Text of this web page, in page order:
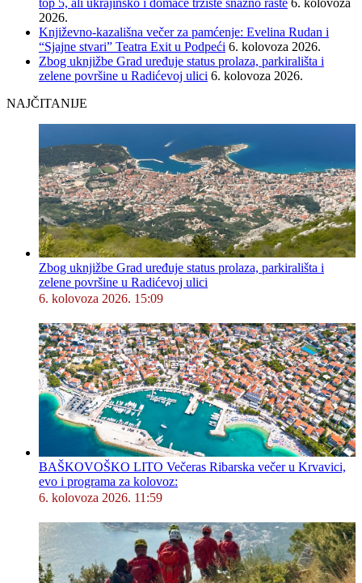
2026.
Književno-kazališna večer za pamćenje: Evelina Rudan i
“Sjajne stvari” Teatra Exit u Podpeći 6. kolovoza 2026.
Zbog uknjižbe Grad uređuje status prolaza, parkirališta i
zelene površine u Radićevoj ulici 6. kolovoza 2026.
NAJČITANIJE
Zbog uknjižbe Grad uređuje status prolaza, parkirališta i
zelene površine u Radićevoj ulici
6. kolovoza 2026. 15:09
BAŠKOVOŠKO LITO Večeras Ribarska večer u Krvavici,
evo i programa za kolovoz:
6. kolovoza 2026. 11:59